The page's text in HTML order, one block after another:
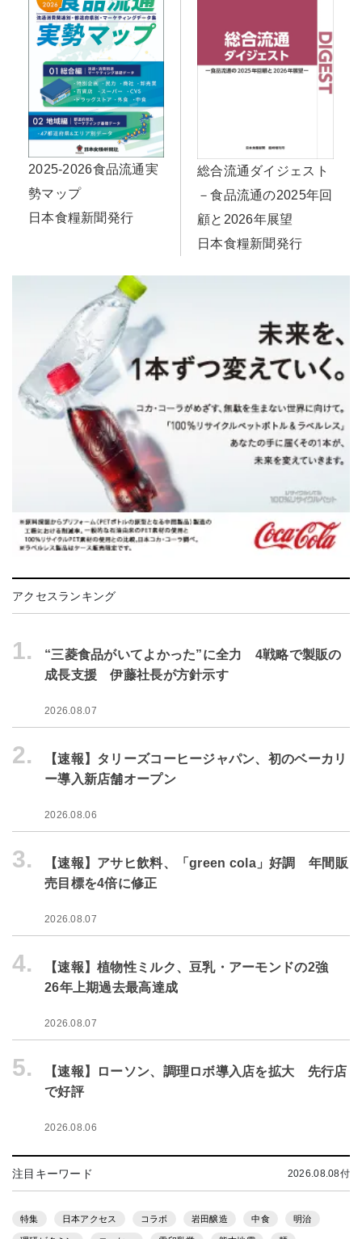
2025-2026食品流通実
勢マップ
日本食糧新聞発行
総合流通ダイジェスト
－食品流通の2025年回
顧と2026年展望
日本食糧新聞発行
アクセスランキング
1.
“三菱食品がいてよかった”に全力 4戦略で製販の
成長支援 伊藤社長が方針示す
2026.08.07
2.
【速報】タリーズコーヒージャパン、初のベーカリ
ー導入新店舗オープン
2026.08.06
3.
【速報】アサヒ飲料、「green cola」好調 年間販
売目標を4倍に修正
2026.08.07
4.
【速報】植物性ミルク、豆乳・アーモンドの2強
26年上期過去最高達成
2026.08.07
5.
【速報】ローソン、調理ロボ導入店を拡大 先行店
で好評
2026.08.06
注目キーワード 2026.08.08付
特集 日本アクセス コラボ 岩田醸造 中食 明治